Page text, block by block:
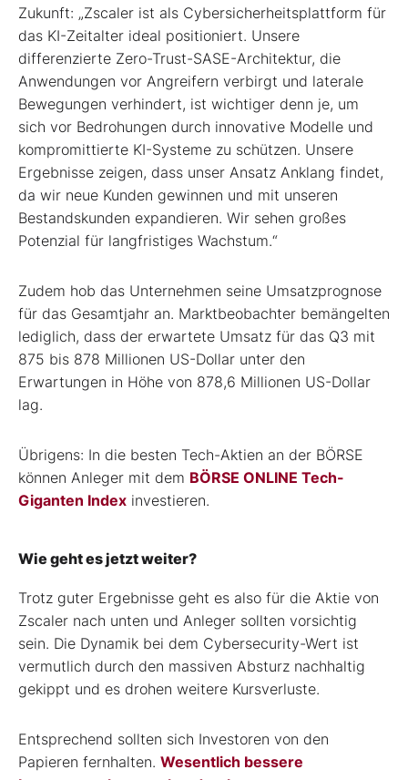
Zukunft: „Zscaler ist als Cybersicherheitsplattform für
das KI-Zeitalter ideal positioniert. Unsere
differenzierte Zero-Trust-SASE-Architektur, die
Anwendungen vor Angreifern verbirgt und laterale
Bewegungen verhindert, ist wichtiger denn je, um
sich vor Bedrohungen durch innovative Modelle und
kompromittierte KI-Systeme zu schützen. Unsere
Ergebnisse zeigen, dass unser Ansatz Anklang findet,
da wir neue Kunden gewinnen und mit unseren
Bestandskunden expandieren. Wir sehen großes
Potenzial für langfristiges Wachstum.“
Zudem hob das Unternehmen seine Umsatzprognose
für das Gesamtjahr an. Marktbeobachter bemängelten
lediglich, dass der erwartete Umsatz für das Q3 mit
875 bis 878 Millionen US-Dollar unter den
Erwartungen in Höhe von 878,6 Millionen US-Dollar
lag.
Übrigens: In die besten Tech-Aktien an der BÖRSE
können Anleger mit dem BÖRSE ONLINE Tech-
Giganten Index investieren.
Wie geht es jetzt weiter?
Trotz guter Ergebnisse geht es also für die Aktie von
Zscaler nach unten und Anleger sollten vorsichtig
sein. Die Dynamik bei dem Cybersecurity-Wert ist
vermutlich durch den massiven Absturz nachhaltig
gekippt und es drohen weitere Kursverluste.
Entsprechend sollten sich Investoren von den
Papieren fernhalten. Wesentlich bessere